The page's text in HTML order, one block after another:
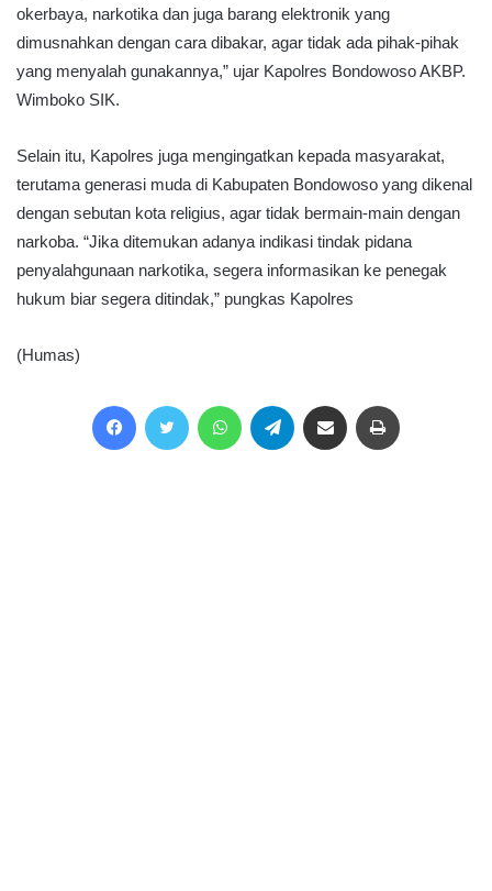
okerbaya, narkotika dan juga barang elektronik yang
dimusnahkan dengan cara dibakar, agar tidak ada pihak-pihak
yang menyalah gunakannya,” ujar Kapolres Bondowoso AKBP.
Wimboko SIK.
Selain itu, Kapolres juga mengingatkan kepada masyarakat,
terutama generasi muda di Kabupaten Bondowoso yang dikenal
dengan sebutan kota religius, agar tidak bermain-main dengan
narkoba. “Jika ditemukan adanya indikasi tindak pidana
penyalahgunaan narkotika, segera informasikan ke penegak
hukum biar segera ditindak,” pungkas Kapolres
(Humas)